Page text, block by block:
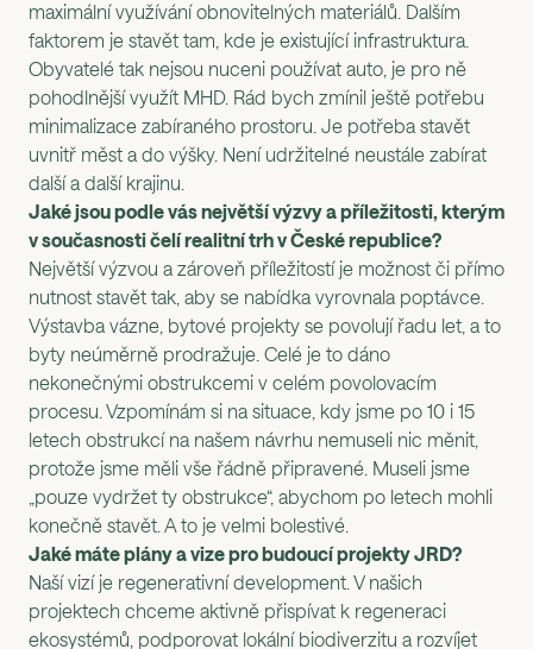
maximální využívání obnovitelných materiálů. Dalším
faktorem je stavět tam, kde je existující infrastruktura.
Obyvatelé tak nejsou nuceni používat auto, je pro ně
pohodlnější využít MHD. Rád bych zmínil ještě potřebu
minimalizace zabíraného prostoru. Je potřeba stavět
uvnitř měst a do výšky. Není udržitelné neustále zabírat
další a další krajinu.
Jaké jsou podle vás největší výzvy a příležitosti, kterým
v současnosti čelí realitní trh v České republice?
Největší výzvou a zároveň příležitostí je možnost či přímo
nutnost stavět tak, aby se nabídka vyrovnala poptávce.
Výstavba vázne, bytové projekty se povolují řadu let, a to
byty neúměrně prodražuje. Celé je to dáno
nekonečnými obstrukcemi v celém povolovacím
procesu. Vzpomínám si na situace, kdy jsme po 10 i 15
letech obstrukcí na našem návrhu nemuseli nic měnit,
protože jsme měli vše řádně připravené. Museli jsme
„pouze vydržet ty obstrukce“, abychom po letech mohli
konečně stavět. A to je velmi bolestivé.
Jaké máte plány a vize pro budoucí projekty JRD?
Naší vizí je regenerativní development. V našich
projektech chceme aktivně přispívat k regeneraci
ekosystémů, podporovat lokální biodiverzitu a rozvíjet